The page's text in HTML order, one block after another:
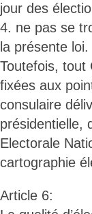
jour des
4. ne pas se
la présente loi.
Toutefois, tout
fixées aux
consulaire
présidentielle,
Electorale
cartographie
Article 6: